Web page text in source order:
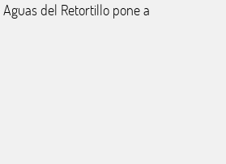
del Retortillo pone a